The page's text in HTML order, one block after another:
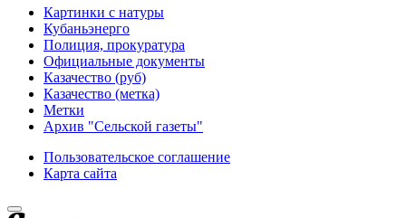
Картинки с натуры
Кубаньэнерго
Полиция, прокуратура
Официальные документы
Казачество (руб)
Казачество (метка)
Метки
Архив "Сельской газеты"
Пользовательское соглашение
Карта сайта